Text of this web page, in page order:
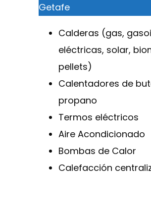
Getafe
Calderas (gas,
eléctricas, solar,
pellets)
Calentadores de
propano
Termos eléctricos
Aire Acondicionado
Bombas de Calor
Calefacción